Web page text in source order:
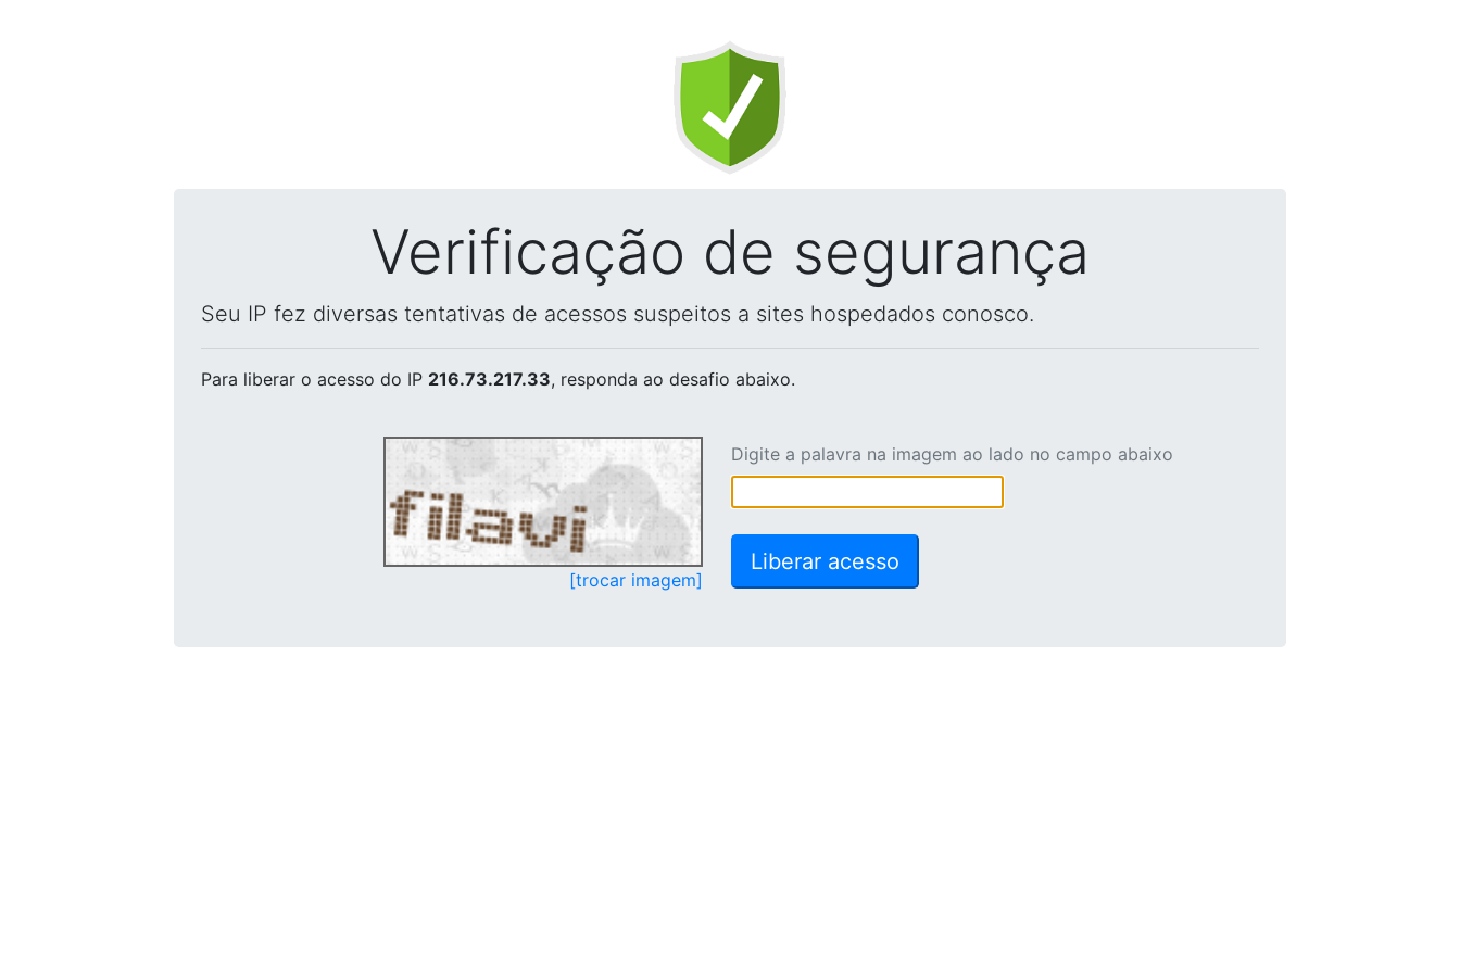
Verificação de segurança
Seu IP fez diversas tentativas de acessos suspeitos a sites hospedados conosco.
Para liberar o acesso do IP 216.73.217.33, responda ao desafio abaixo.
[trocar imagem]
Digite a palavra na imagem ao lado no campo abaixo